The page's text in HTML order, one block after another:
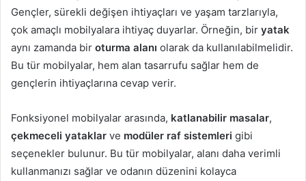
Gençler, sürekli değişen ihtiyaçları ve yaşam tarzlarıyla,
çok amaçlı mobilyalara ihtiyaç duyarlar. Örneğin, bir yatak
aynı zamanda bir oturma alanı olarak da kullanılabilmelidir.
Bu tür mobilyalar, hem alan tasarrufu sağlar hem de
gençlerin ihtiyaçlarına cevap verir.
Fonksiyonel mobilyalar arasında, katlanabilir masalar,
çekmeceli yataklar ve modüler raf sistemleri gibi
seçenekler bulunur. Bu tür mobilyalar, alanı daha verimli
kullanmanızı sağlar ve odanın düzenini kolayca